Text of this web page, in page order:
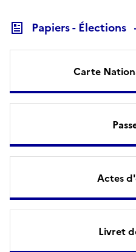
Papiers - Élections
Carte
Actes
Livret